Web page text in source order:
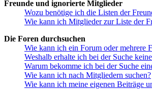
Freunde und ignorierte Mitglieder
Wozu benötige ich die Listen der
Wie kann ich Mitglieder zur Liste der
Die Foren durchsuchen
Wie kann ich ein Forum oder mehrere
Weshalb erhalte ich bei der Suche
Warum bekomme ich bei der Suche
Wie kann ich nach Mitgliedern suchen?
Wie kann ich meine eigenen Beiträge